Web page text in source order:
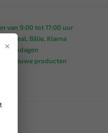
×
van 9:00 tot 17:00 uur
o.a. iDeal, Billie, Klarna
werkdagen
nieuwe producten